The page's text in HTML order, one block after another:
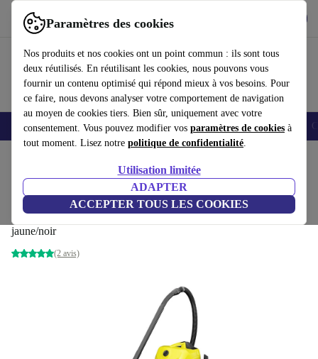
Paramètres des cookies
Nos produits et nos cookies ont un point commun : ils sont tous
deux réutilisés. En réutilisant les cookies, nous pouvons vous
fournir un contenu optimisé qui répond mieux à vos besoins. Pour
ce faire, nous devons analyser votre comportement de navigation
au moyen de cookies tiers. Bien sûr, uniquement avec votre
consentement. Vous pouvez modifier vos paramètres de cookies à
tout moment. Lisez notre politique de confidentialité.
Utilisation limitée
ADAPTER
ACCEPTER TOUS LES COOKIES
Utilisez refurbed rapidement et facilement
Smartphones Laptops Tablettes Montres connectées Accessoires
Kärcher WD 4 S V-20/4/35 Aspirateur eau
et poussière
jaune/noir
(2 avis)